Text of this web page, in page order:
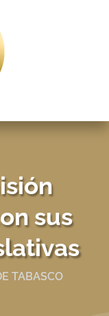
sus
TABASCO